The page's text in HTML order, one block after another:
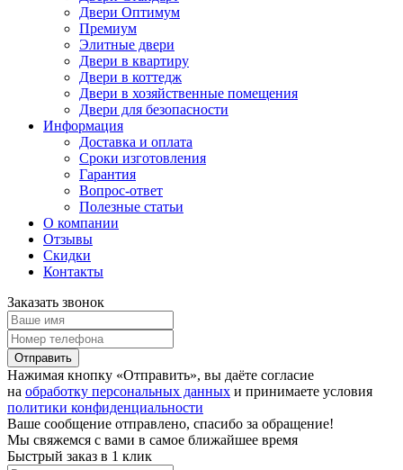
Двери Оптимум
Премиум
Элитные двери
Двери в квартиру
Двери в коттедж
Двери в хозяйственные помещения
Двери для безопасности
Информация
Доставка и оплата
Сроки изготовления
Гарантия
Вопрос-ответ
Полезные статьи
О компании
Отзывы
Скидки
Контакты
Заказать звонок
Отправить
Нажимая кнопку «Отправить», вы даёте согласие
на обработку персональных данных и принимаете условия
политики конфиденциальности
Ваше сообщение отправлено, спасибо за обращение!
Мы свяжемся с вами в самое ближайшее время
Быстрый заказ в 1 клик